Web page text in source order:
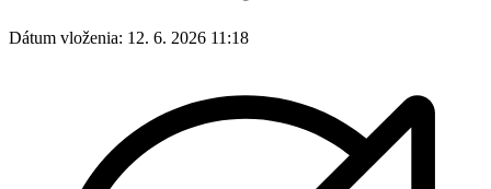
Dátum vloženia: 12. 6. 2026 11:18